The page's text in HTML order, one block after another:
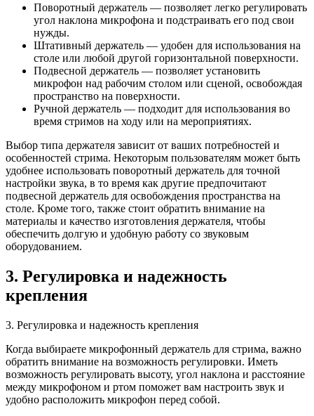
Поворотный держатель — позволяет легко регулировать
угол наклона микрофона и подстраивать его под свои
нужды.
Штативный держатель — удобен для использования на
столе или любой другой горизонтальной поверхности.
Подвесной держатель — позволяет установить
микрофон над рабочим столом или сценой, освобождая
пространство на поверхности.
Ручной держатель — подходит для использования во
время стримов на ходу или на мероприятиях.
Выбор типа держателя зависит от ваших потребностей и
особенностей стрима. Некоторым пользователям может быть
удобнее использовать поворотный держатель для точной
настройки звука, в то время как другие предпочитают
подвесной держатель для освобождения пространства на
столе. Кроме того, также стоит обратить внимание на
материалы и качество изготовления держателя, чтобы
обеспечить долгую и удобную работу со звуковым
оборудованием.
3. Регулировка и надежность
крепления
3. Регулировка и надежность крепления
Когда выбираете микрофонный держатель для стрима, важно
обратить внимание на возможность регулировки. Иметь
возможность регулировать высоту, угол наклона и расстояние
между микрофоном и ртом поможет вам настроить звук и
удобно расположить микрофон перед собой.